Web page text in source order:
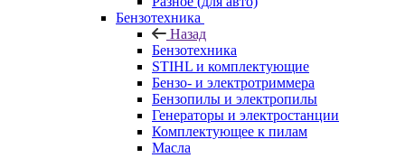
Бензотехника
Назад
Бензотехника
STIHL и комплектующие
Бензо- и электротриммера
Бензопилы и электропилы
Генераторы и электростанции
Комплектующее к пилам
Масла